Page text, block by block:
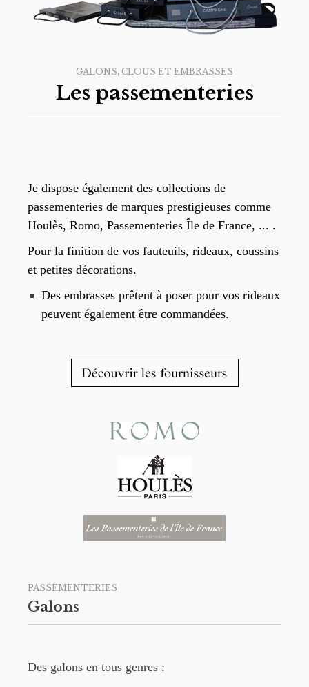
GALONS, CLOUS ET EMBRASSES
Les passementeries
Je dispose également des collections de
passementeries de marques prestigieuses comme
Houlès, Romo, Passementeries Île de France, ... .
Pour la finition de vos fauteuils, rideaux, coussins
et petites décorations.
Des embrasses prêtent à poser pour vos rideaux
peuvent également être commandées.
PASSEMENTERIES
Galons
Des galons en tous genres :